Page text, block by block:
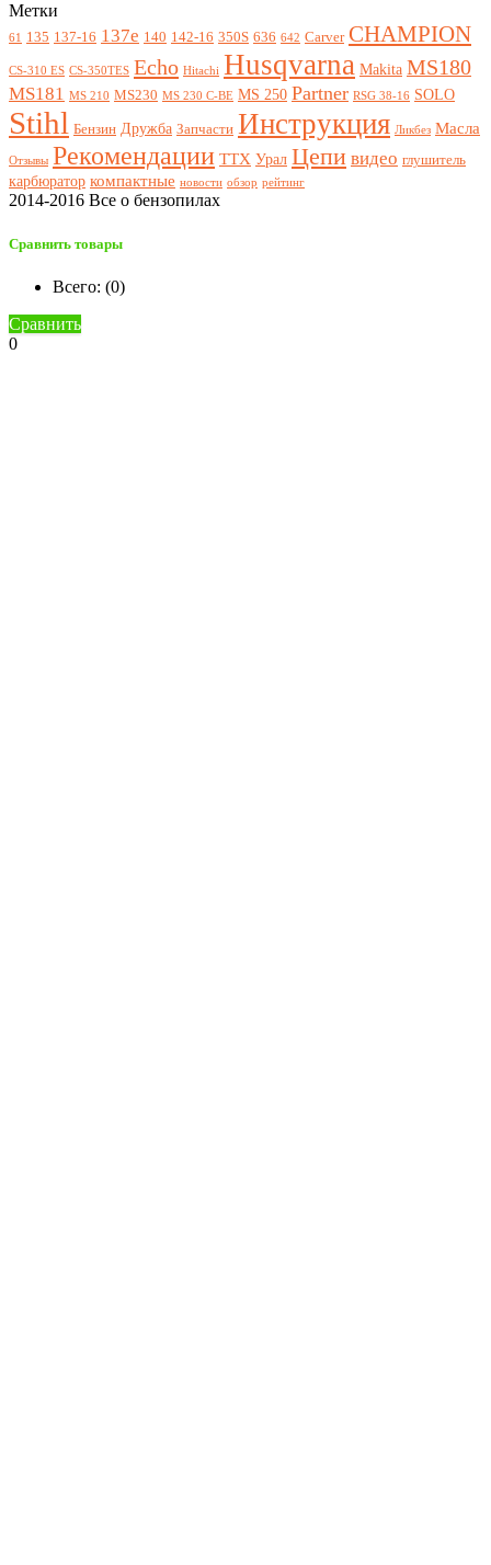
Метки
61 135 137-16 137e 140 142-16 350S 636 642 Carver CHAMPION
CS-310 ES CS-350TES Echo Hitachi Husqvarna Makita MS180
MS181 MS 210 MS230 MS 230 C-BE MS 250 Partner RSG 38-16 SOLO
Stihl Бензин Дружба Запчасти Инструкция Ликбез Масла
Отзывы Рекомендации ТТХ Урал Цепи видео глушитель
карбюратор компактные новости обзор рейтинг
2014-2016 Все о бензопилах
Сравнить товары
Всего: (0)
Сравнить
0